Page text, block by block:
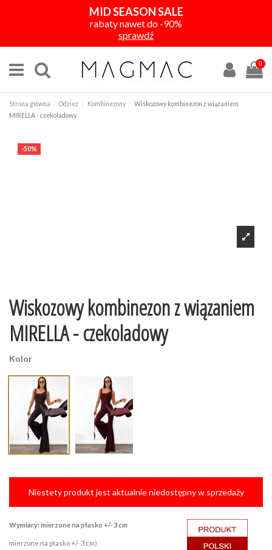
MID SEASON SALE
rabaty nawet do -90%
sprawdź
0
Strona główna Odzież Kombinezony
Wiskozowy kombinezon z wiązaniem
MIRELLA - czekoladowy
-50%
Wiskozowy kombinezon z wiązaniem
MIRELLA - czekoladowy
Kolor
Niestety produkt jest aktualnie niedostępny w sprzedaży
Wymiary: mierzone na płasko +/- 3 cm
mierzone na płasko +/- 3 cm)